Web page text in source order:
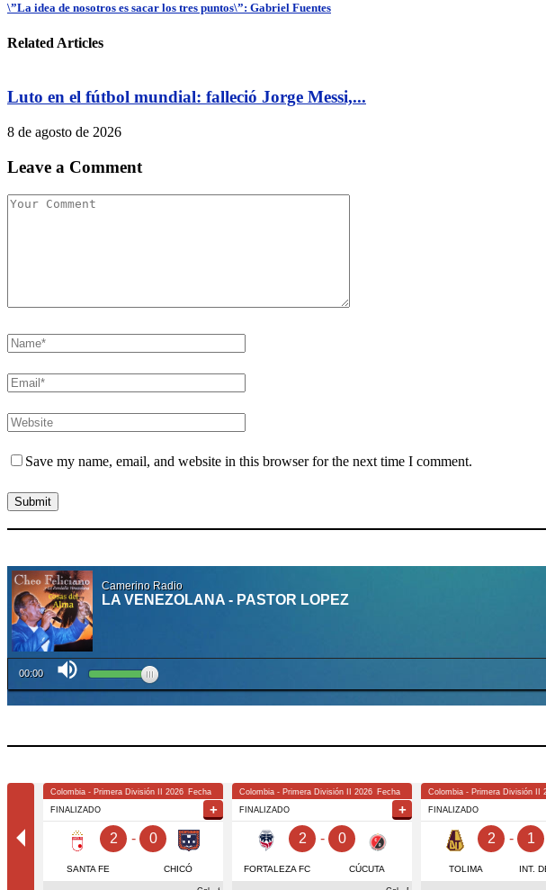
\”La idea de nosotros es sacar los tres puntos\”: Gabriel Fuentes
Related Articles
Luto en el fútbol mundial: falleció Jorge Messi,...
8 de agosto de 2026
Leave a Comment
Save my name, email, and website in this browser for the next time I comment.